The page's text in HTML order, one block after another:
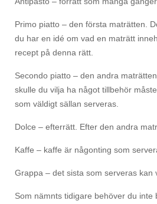
Primo piatto – den första maträtten.
du har en idé om vad en maträtt
recept på denna rätt.
Secondo piatto – den andra
skulle du vilja ha något tillbehör
som väldigt sällan serveras.
Dolce – efterrätt. Efter den andra
Kaffe – kaffe är någonting som
Grappa – det sista som serveras
Som nämnts tidigare behöver du inte